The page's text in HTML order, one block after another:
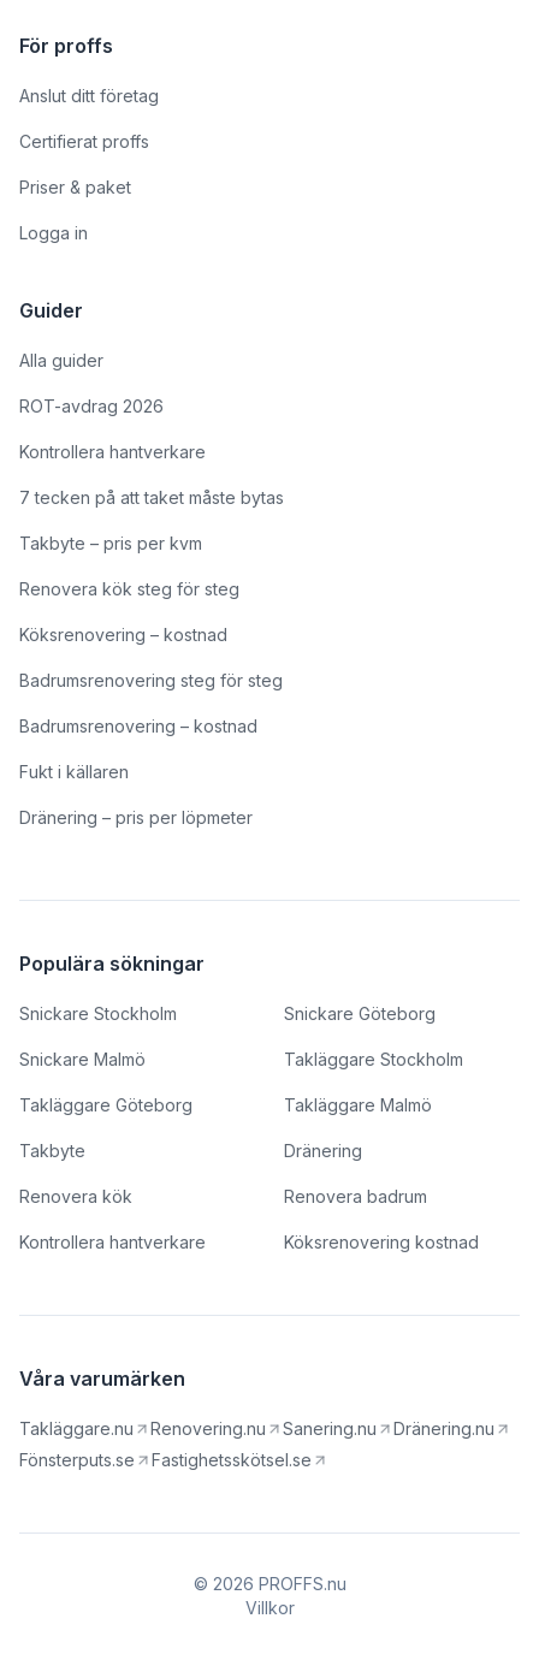
För proffs
Anslut ditt företag
Certifierat proffs
Priser & paket
Logga in
Guider
Alla guider
ROT-avdrag 2026
Kontrollera hantverkare
7 tecken på att taket måste bytas
Takbyte – pris per kvm
Renovera kök steg för steg
Köksrenovering – kostnad
Badrumsrenovering steg för steg
Badrumsrenovering – kostnad
Fukt i källaren
Dränering – pris per löpmeter
Populära sökningar
Snickare Stockholm Snickare Göteborg
Snickare Malmö Takläggare Stockholm
Takläggare Göteborg Takläggare Malmö
Takbyte Dränering
Renovera kök Renovera badrum
Kontrollera hantverkare Köksrenovering kostnad
Våra varumärken
Takläggare.nu Renovering.nu Sanering.nu
Dränering.nu
Fönsterputs.se
Fastighetsskötsel.se
© 2026 PROFFS.nu
Villkor